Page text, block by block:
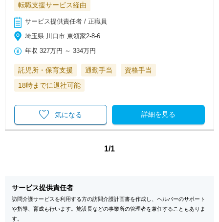
転職支援サービス経由
サービス提供責任者 / 正職員
埼玉県 川口市 東領家2-8-6
年収 327万円 ～334万円
託児所・保育支援 通勤手当
資格手当
18時までに退社可能
詳細を見る
気になる
1/1
サービス提供責任者
訪問介護サービスを利用する方の訪問介護計画書を作成し、ヘルパーのサポート
や指導、育成も行います。施設長などの事業所の管理者を兼任することもありま
す。